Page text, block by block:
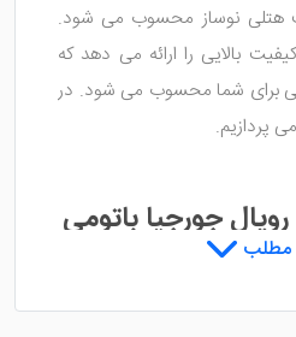
هتلی نوساز محسوب می شود.
بالایی را ارائه می دهد که
برای شما محسوب می شود. در
پردازیم.
جورجیا باتومی
مطلب